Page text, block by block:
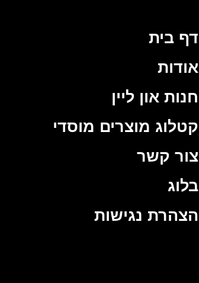
דף בית
אודות
חנות און ליין
קטלוג מוצרים מוסדי
צור קשר
בלוג
הצהרת נגישות